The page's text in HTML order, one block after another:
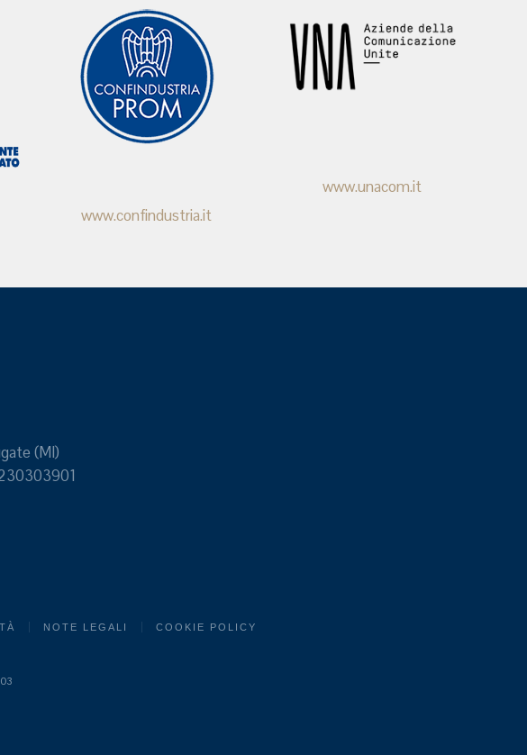
www.confindustria.it
www.unacom.it
(MI)
NOTE LEGALI COOKIE POLICY